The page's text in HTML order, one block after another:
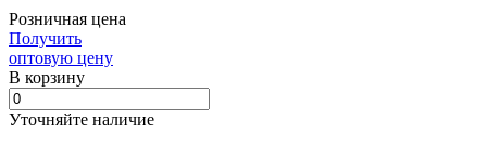
Розничная цена
Получить
оптовую цену
В корзинy
Уточняйте наличие